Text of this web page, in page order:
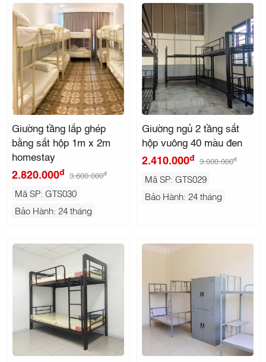
Giường tầng lắp ghép
bằng sắt hộp 1m x 2m
homestay
2.820.000đ 3.600.000đ
Mã SP: GTS030
Bảo Hành: 24 tháng
Giường ngủ 2 tầng sắt
hộp vuông 40 màu đen
2.410.000đ 3.000.000đ
Mã SP: GTS029
Bảo Hành: 24 tháng